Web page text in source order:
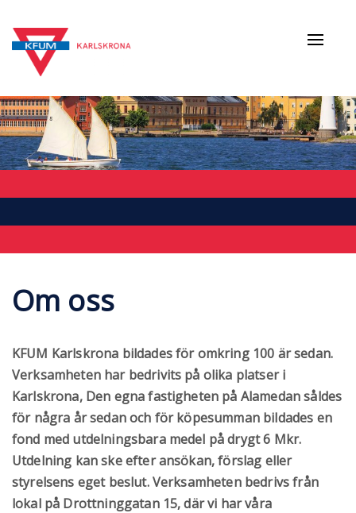
Om oss
KFUM Karlskrona bildades för omkring 100 är sedan.
Verksamheten har bedrivits på olika platser i
Karlskrona, Den egna fastigheten på Alamedan såldes
för några år sedan och för köpesumman bildades en
fond med utdelningsbara medel på drygt 6 Mkr.
Utdelning kan ske efter ansökan, förslag eller
styrelsens eget beslut. Verksamheten bedrivs från
lokal på Drottninggatan 15, där vi har våra